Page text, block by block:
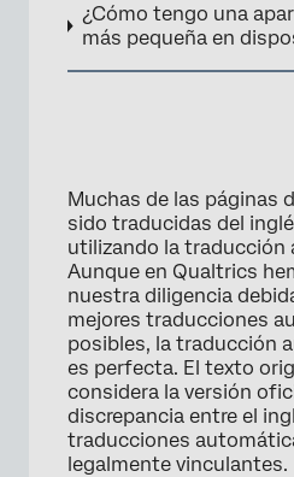
¿Cómo tengo una
más pequeña en
Muchas de las páginas
sido traducidas del
utilizando la traducción
Aunque en Qualtrics
nuestra diligencia
mejores traducciones
posibles, la traducción
es perfecta. El texto
considera la versión
discrepancia entre el
traducciones
legalmente vinculantes.